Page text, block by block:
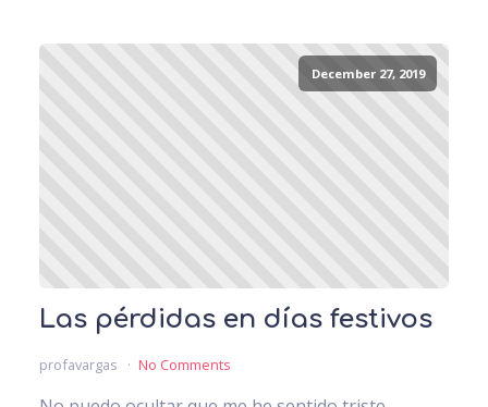
December 27, 2019
Las pérdidas en días festivos
profavargas No Comments